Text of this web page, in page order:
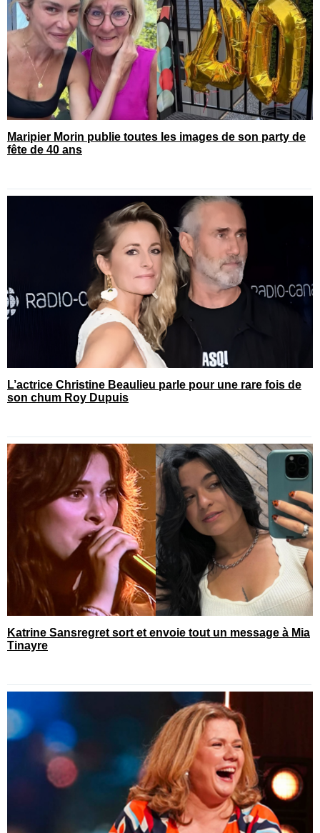
Maripier Morin publie toutes les images de son party de
fête de 40 ans
L’actrice Christine Beaulieu parle pour une rare fois de
son chum Roy Dupuis
Katrine Sansregret sort et envoie tout un message à Mia
Tinayre